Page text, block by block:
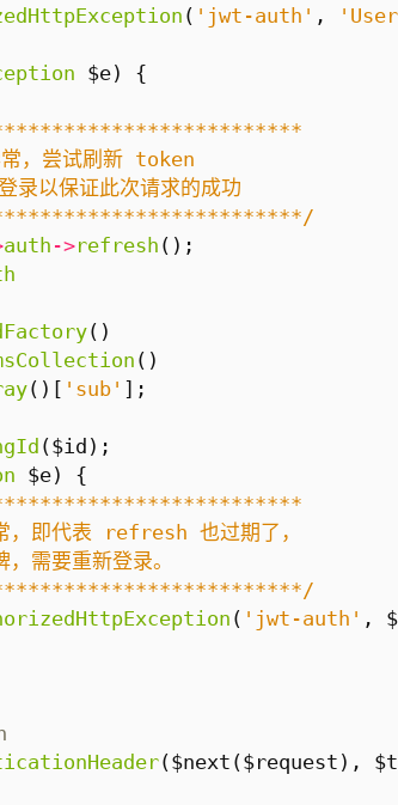
( 'jwt-auth' ,
$e)
{
auth ->refresh ();
()
()
()[ 'sub' ];
($id );
$e)
{
( 'jwt-auth' ,
($next ($request ),